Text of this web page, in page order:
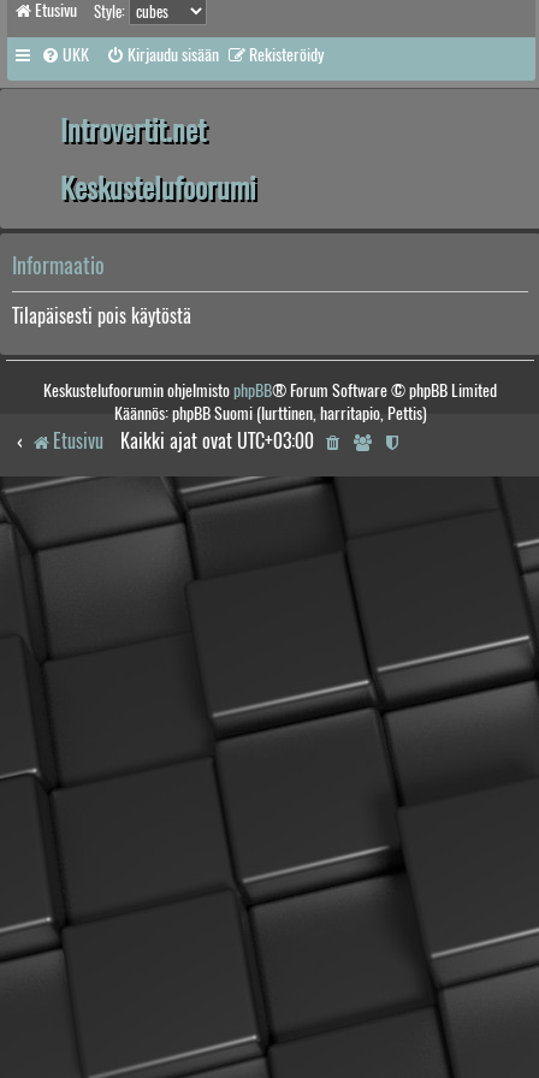
Etusivu Style:
UKK Kirjaudu sisään Rekisteröidy
Introvertit.net
Keskustelufoorumi
Informaatio
Tilapäisesti pois käytöstä
Keskustelufoorumin ohjelmistophpBB® Forum Software © phpBB Limited
Käännös: phpBB Suomi (lurttinen, harritapio, Pettis)
Etusivu Kaikki ajat ovat UTC+03:00